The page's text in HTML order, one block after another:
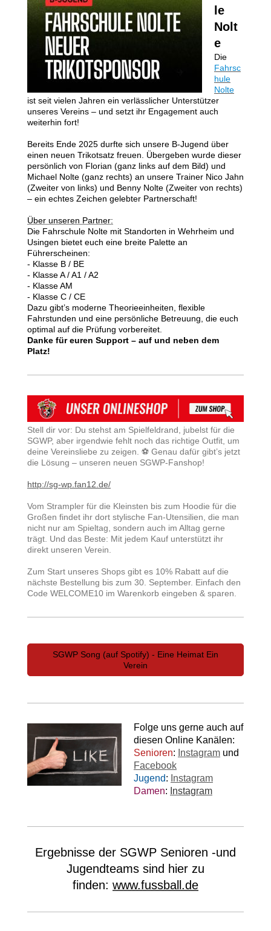
le
Nolt
e
Die
Fahrsc
hule
Nolte
ist seit vielen Jahren ein verlässlicher Unterstützer
unseres Vereins – und setzt ihr Engagement auch
weiterhin fort!
Bereits Ende 2025 durfte sich unsere B-Jugend über
einen neuen Trikotsatz freuen. Übergeben wurde dieser
persönlich von Florian (ganz links auf dem Bild) und
Michael Nolte (ganz rechts) an unsere Trainer Nico Jahn
(Zweiter von links) und Benny Nolte (Zweiter von rechts)
– ein echtes Zeichen gelebter Partnerschaft!
Über unseren Partner:
Die Fahrschule Nolte mit Standorten in Wehrheim und
Usingen bietet euch eine breite Palette an
Führerscheinen:
- Klasse B / BE
- Klasse A / A1 / A2
- Klasse AM
- Klasse C / CE
Dazu gibt’s moderne Theorieeinheiten, flexible
Fahrstunden und eine persönliche Betreuung, die euch
optimal auf die Prüfung vorbereitet.
Danke für euren Support – auf und neben dem
Platz!
Stell dir vor: Du stehst am Spielfeldrand, jubelst für die
SGWP, aber irgendwie fehlt noch das richtige Outfit, um
deine Vereinsliebe zu zeigen. ⚽ Genau dafür gibt’s jetzt
die Lösung – unseren neuen SGWP-Fanshop!
http://sg-wp.fan12.de/
Vom Strampler für die Kleinsten bis zum Hoodie für die
Großen findet ihr dort stylische Fan-Utensilien, die man
nicht nur am Spieltag, sondern auch im Alltag gerne
trägt. Und das Beste: Mit jedem Kauf unterstützt ihr
direkt unseren Verein.
Zum Start unseres Shops gibt es 10% Rabatt auf die
nächste Bestellung bis zum 30. September. Einfach den
Code WELCOME10 im Warenkorb eingeben & sparen.
SGWP Song (auf Spotify) - Eine Heimat Ein
Verein
Folge uns gerne auch auf
diesen Online Kanälen:
Senioren: Instagram und
Facebook
Jugend: Instagram
Damen: Instagram
Ergebnisse der SGWP Senioren -und
Jugendteams sind hier zu
finden: www.fussball.de